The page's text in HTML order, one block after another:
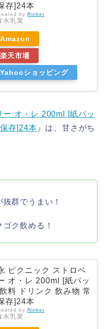
存]24本
by Rinker
永乳業
Amazon
楽天市場
Yahooショッピング
ー オ・レ 200ml [紙パッ
存]24本 』は、甘さがち
群でうまい！
ク飲める！
ピクニック ストロベ
オ・レ 200ml [紙パッ
料 ドリンク 飲み物 常
存]24本
by Rinker
永乳業